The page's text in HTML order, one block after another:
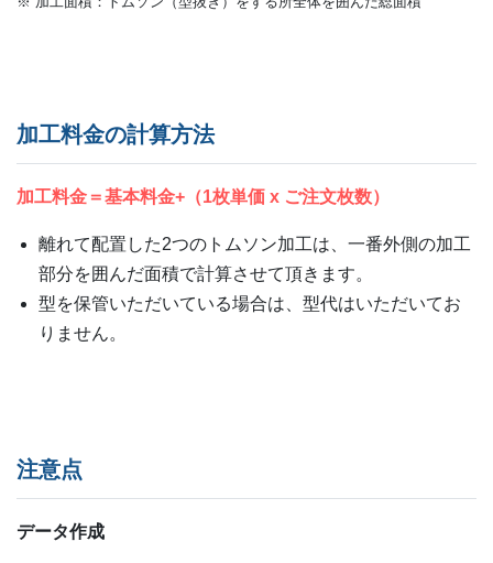
加工料金の計算方法
加工料金＝基本料金+（1枚単価 x ご注文枚数）
離れて配置した2つのトムソン加工は、一番外側の加工
部分を囲んだ面積で計算させて頂きます。
型を保管いただいている場合は、型代はいただいてお
りません。
注意点
データ作成